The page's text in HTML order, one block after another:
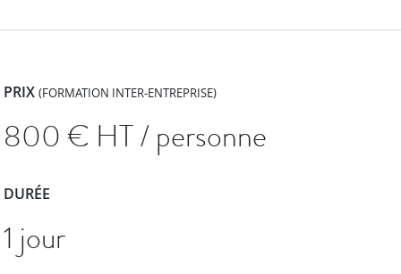
PRIX(FORMATION INTER-ENTREPRISE)
800€ HT / personne
DURÉE
1 jour